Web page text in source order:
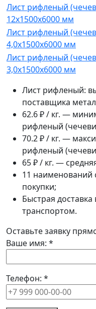
Лист рифленый
12x1500x6000 мм
Лист рифленый
4,0x1500x6000 мм
Лист рифленый
3,0x1500x6000 мм
Лист рифленый:
поставщика
62.6 ₽ / кг. —
рифленый
70.2 ₽ / кг. —
рифленый
65 ₽ / кг. —
11 наименований
покупки;
Быстрая
транспортом.
Оставьте заявку
Ваше имя: *
Телефон: *